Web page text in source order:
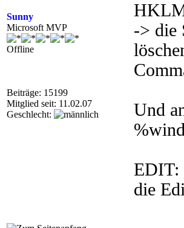
Sunny
Microsoft MVP
Offline
Beiträge: 15199
Mitglied seit: 11.02.07
Geschlecht:
-> die
Und
EDIT:
die